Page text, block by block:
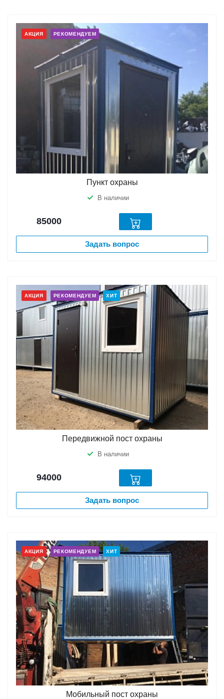
АКЦИЯ РЕКОМЕНДУЕМ
Пункт охраны
В наличии
85000
Задать вопрос
АКЦИЯ РЕКОМЕНДУЕМ ХИТ
Передвижной пост охраны
В наличии
94000
Задать вопрос
АКЦИЯ РЕКОМЕНДУЕМ ХИТ
Мобильный пост охраны